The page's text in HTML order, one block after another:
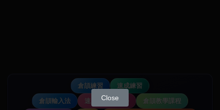
倉頡練習
速成練習
倉頡輸入法
速成輸入法教學
倉頡教學課程
Close